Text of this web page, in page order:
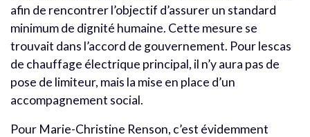
afin de rencontrer l’objectif d’assurer un standard
minimum de dignité humaine. Cette mesure se
trouvait dans l’accord de gouvernement. Pour lescas
de chauffage électrique principal, il n’y aura pas de
pose de limiteur, mais la mise en place d’un
accompagnement social.
Pour Marie-Christine Renson, c’est évidemment